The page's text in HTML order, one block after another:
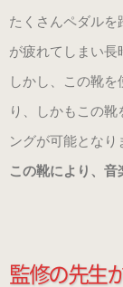
たくさんペダルを
が疲れてしまい長
しかし、この靴
り、しかもこの
ングが可能となり
この靴により、音
監修の先生